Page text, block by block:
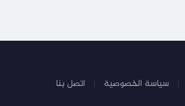
سياسة الخصوصية اتصل بنا